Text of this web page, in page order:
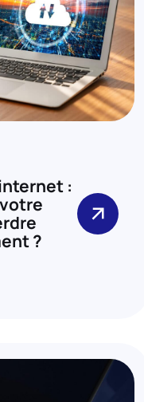
:
?